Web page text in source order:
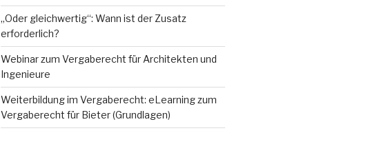
„Oder gleichwertig“: Wann ist der Zusatz
erforderlich?
Webinar zum Vergaberecht für Architekten und
Ingenieure
Weiterbildung im Vergaberecht: eLearning zum
Vergaberecht für Bieter (Grundlagen)